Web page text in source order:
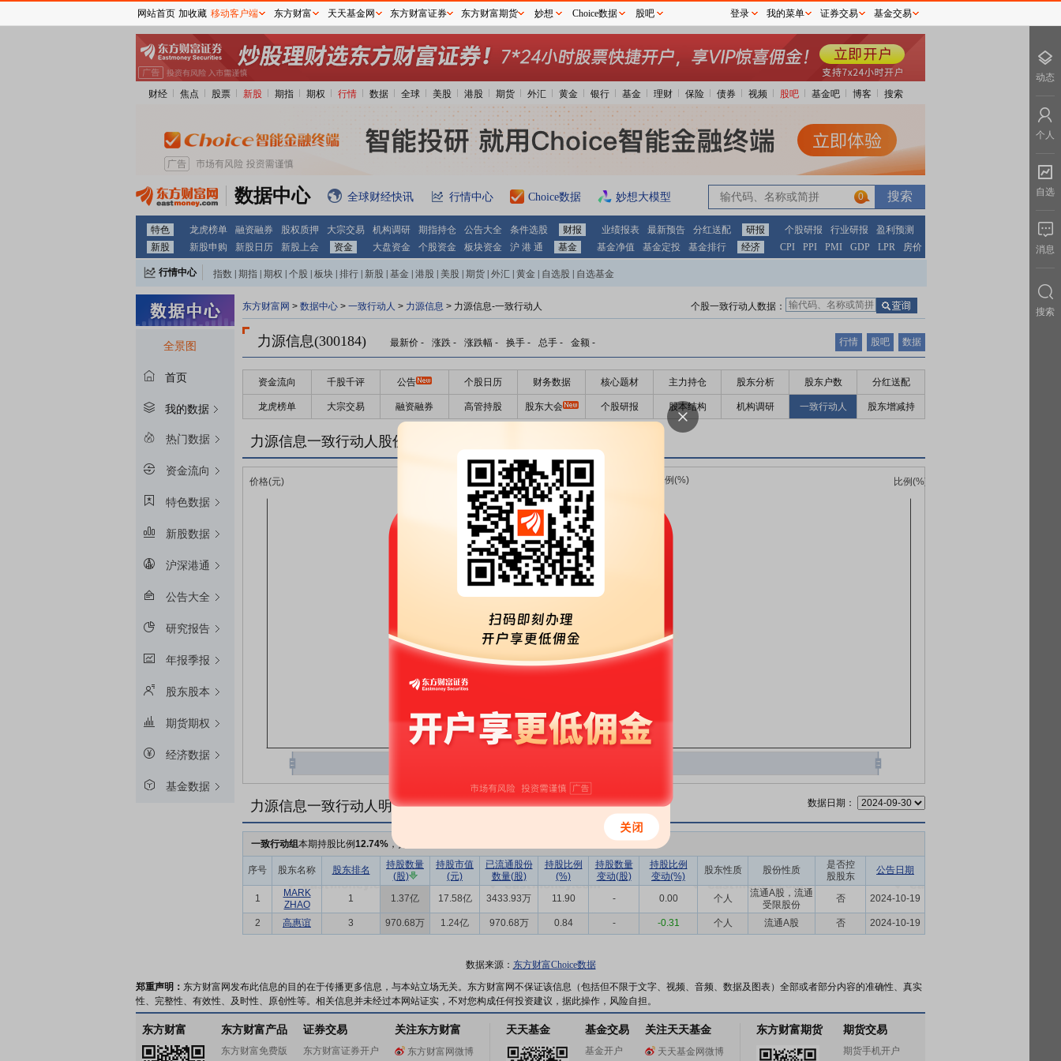
财经 焦点 股票 新股 期指 期权 行情 数据 全球 美股 港股 期货 外汇 黄金 银行 基金 理财 保险 债券 视频 股吧 基金吧 博客 搜索
数据中心 全球财经快讯 行情中心 Choice数据 妙想大模型 0
特色 龙虎榜单 融资融券 股权质押 大宗交易 机构调研 期指持仓 公告大全 条件选股 财报 业绩报表 最新预告 分红送配 研报 个股研报 行业研报
盈利预测
新股
新股申购 新股日历 新股上会 资金 大盘资金 个股资金 板块资金 沪 港 通 基金 基金净值 基金定投 基金排行 经济 CPI PPI PMI GDP LPR 房价
行情中心 指数 期指 期权 个股 板块 排行 新股 基金 港股 美股 期货 外汇 黄金 自选股 自选基金
全景图
首页
我的数据
热门数据
资金流向
特色数据
新股数据
沪深港通
公告大全
研究报告
年报季报
股东股本
期货期权
经济数据
基金数据
东方财富网 > 数据中心 > 一致行动人 > 力源信息 > 力源信息-一致行动人 个股一致行动人数据：
力源信息(300184) 最新价 - 涨跌 - 涨跌幅 - 换手 - 总手 - 金额 - 行情 股吧 数据
资金流向 千股千评 公告 个股日历 财务数据 核心题材 主力持仓 股东分析 股东户数 分红送配
龙虎榜单 大宗交易 融资融券 高管持股 股东大会 个股研报 股本结构 机构调研 一致行动人 股东增减持
力源信息一致行动人股份变化趋势图
力源信息一致行动人明细 数据日期：
一致行动组本期持股比例12.74% ，持股数量
序号 股东名称 股东排名
持股数量
(股)
持股市值
(元)
已流通股份
数量(股)
持股比例
(%)
持股数量
变动(股)
持股比例
变动(%)
股东性质 股份性质
是否控
股股东
公告日期
1
MARK
ZHAO
1 1.37亿 17.58亿 3433.93万 11.90 - 0.00 个人
流通A股，流通
受限股份
否 2024-10-19
2 高惠谊 3 970.68万 1.24亿 970.68万 0.84 - -0.31 个人 流通A股 否 2024-10-19
数据来源： 东方财富Choice数据
郑重声明： 东方财富网发布此信息的目的在于传播更多信息，与本站立场无关。东方财富网不保证该信息（包括但不限于文字、视频、音频、数据及图表）全部或者部分内容的准确性、真实
性、完整性、有效性、及时性、原创性等。相关信息并未经过本网站证实，不对您构成任何投资建议，据此操作，风险自担。
东方财富 东方财富产品
东方财富免费版
证券交易
东方财富证券开户
关注东方财富
东方财富网微博
天天基金 基金交易
基金开户
关注天天基金
天天基金网微博
东方财富期货 期货交易
期货手机开户
网站首页 加收藏 移动客户端 东方财富 天天基金网 东方财富证券 东方财富期货 妙想 Choice数据 股吧 登录 我的菜单 证券交易 基金交易
动态
个人
自选
消息
搜索